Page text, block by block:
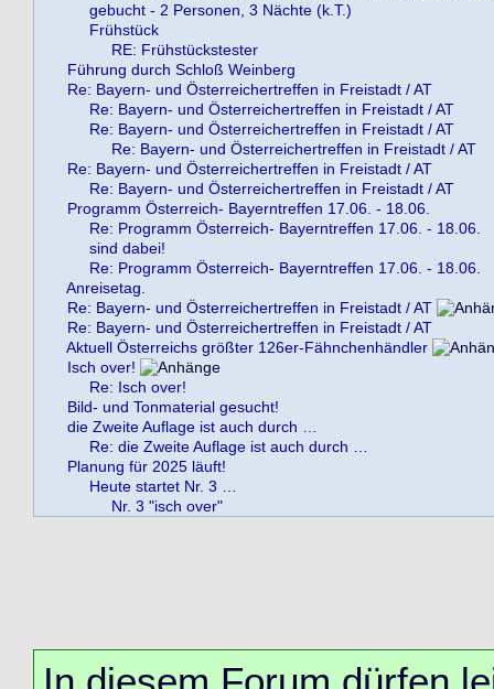
gebucht - 2 Personen, 3 Nächte (k.T.)
Frühstück
RE: Frühstückstester
Führung durch Schloß Weinberg
Re: Bayern- und Österreichertreffen in Freistadt / AT
Re: Bayern- und Österreichertreffen in Freistadt / AT
Re: Bayern- und Österreichertreffen in Freistadt / AT
Re: Bayern- und Österreichertreffen in Freistadt / AT
Re: Bayern- und Österreichertreffen in Freistadt / AT
Re: Bayern- und Österreichertreffen in Freistadt / AT
Programm Österreich- Bayerntreffen 17.06. - 18.06.
Re: Programm Österreich- Bayerntreffen 17.06. - 18.06.
sind dabei!
Re: Programm Österreich- Bayerntreffen 17.06. - 18.06.
Anreisetag.
Re: Bayern- und Österreichertreffen in Freistadt / AT
Re: Bayern- und Österreichertreffen in Freistadt / AT
Aktuell Österreichs größter 126er-Fähnchenhändler
Isch over!
Re: Isch over!
Bild- und Tonmaterial gesucht!
die Zweite Auflage ist auch durch …
Re: die Zweite Auflage ist auch durch …
Planung für 2025 läuft!
Heute startet Nr. 3 …
Nr. 3 "isch over"